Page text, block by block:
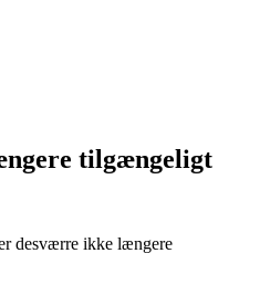
tilgængeligt
desværre ikke længere